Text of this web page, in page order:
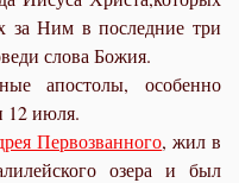
за Ним в последние три
слова Божия.
апостолы, особенно
12 июля.
Первозванного, жил в
озера и был